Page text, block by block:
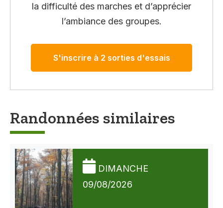
la difficulté des marches et d’apprécier
l’ambiance des groupes.
S'inscrire à 2 sorties d'essais
Randonnées similaires
DIMANCHE
09/08/2026